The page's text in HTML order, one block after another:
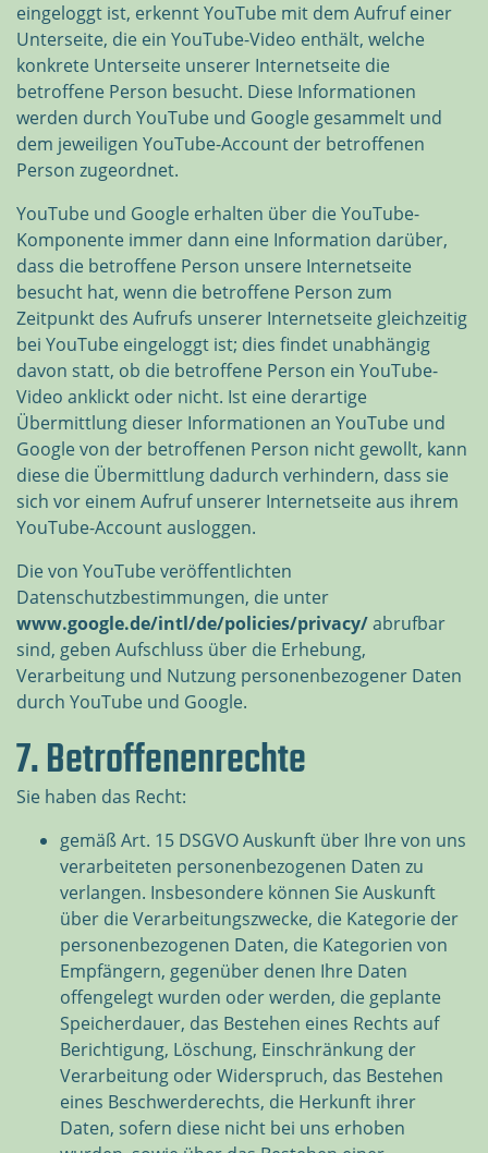
eingeloggt ist, erkennt YouTube mit dem Aufruf einer
Unterseite, die ein YouTube-Video enthält, welche
konkrete Unterseite unserer Internetseite die
betroffene Person besucht. Diese Informationen
werden durch YouTube und Google gesammelt und
dem jeweiligen YouTube-Account der betroffenen
Person zugeordnet.
YouTube und Google erhalten über die YouTube-
Komponente immer dann eine Information darüber,
dass die betroffene Person unsere Internetseite
besucht hat, wenn die betroffene Person zum
Zeitpunkt des Aufrufs unserer Internetseite gleichzeitig
bei YouTube eingeloggt ist; dies findet unabhängig
davon statt, ob die betroffene Person ein YouTube-
Video anklickt oder nicht. Ist eine derartige
Übermittlung dieser Informationen an YouTube und
Google von der betroffenen Person nicht gewollt, kann
diese die Übermittlung dadurch verhindern, dass sie
sich vor einem Aufruf unserer Internetseite aus ihrem
YouTube-Account ausloggen.
Die von YouTube veröffentlichten
Datenschutzbestimmungen, die unter
www.google.de/intl/de/policies/privacy/abrufbar
sind, geben Aufschluss über die Erhebung,
Verarbeitung und Nutzung personenbezogener Daten
durch YouTube und Google.
7. Betroffenenrechte
Sie haben das Recht:
gemäß Art. 15 DSGVO Auskunft über Ihre von uns
verarbeiteten personenbezogenen Daten zu
verlangen. Insbesondere können Sie Auskunft
über die Verarbeitungszwecke, die Kategorie der
personenbezogenen Daten, die Kategorien von
Empfängern, gegenüber denen Ihre Daten
offengelegt wurden oder werden, die geplante
Speicherdauer, das Bestehen eines Rechts auf
Berichtigung, Löschung, Einschränkung der
Verarbeitung oder Widerspruch, das Bestehen
eines Beschwerderechts, die Herkunft ihrer
Daten, sofern diese nicht bei uns erhoben